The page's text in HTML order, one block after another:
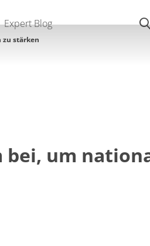
Expert Blog
stärken
um